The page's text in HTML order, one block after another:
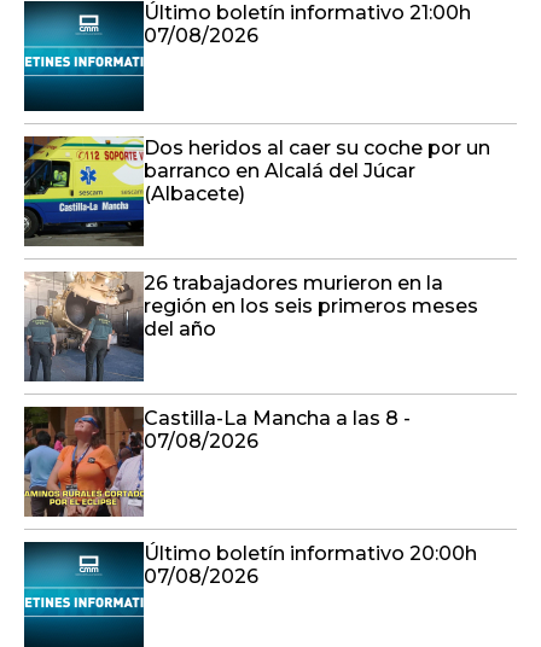
Último boletín informativo 21:00h
07/08/2026
Dos heridos al caer su coche por un
barranco en Alcalá del Júcar
(Albacete)
26 trabajadores murieron en la
región en los seis primeros meses
del año
Castilla-La Mancha a las 8 -
07/08/2026
Último boletín informativo 20:00h
07/08/2026